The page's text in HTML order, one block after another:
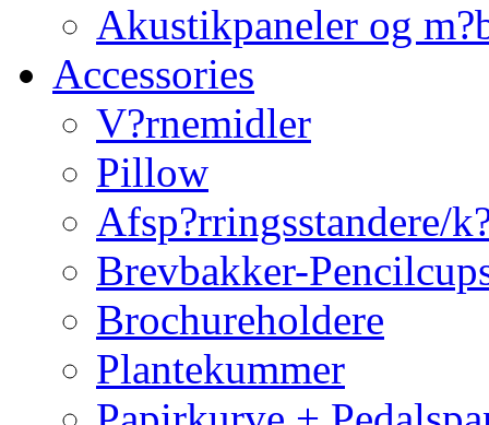
Akustikpaneler og
Accessories
V?rnemidler
Pillow
Afsp?rringsstandere/
Brevbakker-
Brochureholdere
Plantekummer